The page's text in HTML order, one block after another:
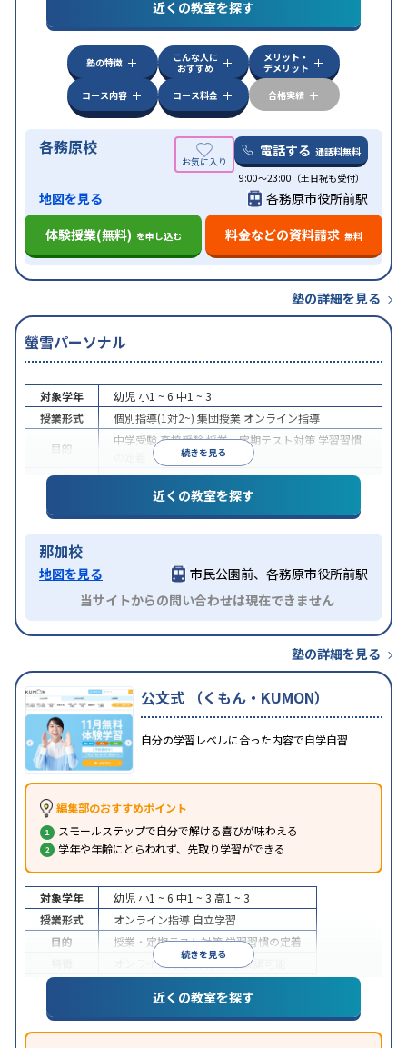
特徴
中高一貫校生に対応授業の振替可能
オンライン対応1科目から受講可能季節講習の
みの受講可
自習室あり
近くの教室を探す
塾の特徴
こんな人に
おすすめ
メリット・
デメリット
コース内容
コース料金 合格実績
各務原校 電話する 通話料無料
9:00～23:00（土日祝も受付）
地図を見る
各務原市役所前駅
体験授業(無料) を申し込む 料金などの資料請求 無料
塾の詳細を見る
螢雪パーソナル
続きを見る
対象学年 幼児 小1 ~ 6 中1 ~ 3
授業形式
個別指導(1対2~) 集団授業 オンライン指導
目的
中学受験高校受験授業・定期テスト対策 学習習慣
特徴
授業の振替可能学習にPC・タブレットを利用
近くの教室を探す
那加校
地図を見る
市民公園前、各務原市役所前駅
当サイトからの問い合わせは現在できません
塾の詳細を見る
公文式 （くもん・KUMON）
自分の学習レベルに合った内容で自学自習
編集部のおすすめポイント
スモールステップで自分で解ける喜びが味わえる
学年や年齢にとらわれず、先取り学習ができる
続きを見る
対象学年 幼児 小1 ~ 6 中1 ~ 3 高1 ~ 3
授業形式
オンライン指導 自立学習
目的
授業・定期テスト対策学習習慣の定着
オンライン対応1科目から受講可能
近くの教室を探す